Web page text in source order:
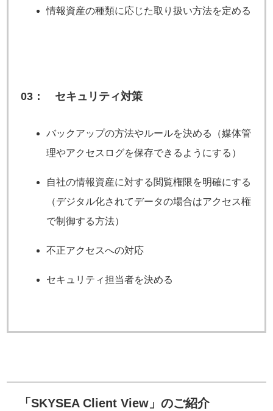
情報資産の種類に応じた取り扱い方法を定める
03： セキュリティ対策
バックアップの方法やルールを決める（媒体管
理やアクセスログを保存できるようにする）
自社の情報資産に対する閲覧権限を明確にする
（デジタル化されてデータの場合はアクセス権
で制御する方法）
不正アクセスへの対応
セキュリティ担当者を決める
「SKYSEA Client View」のご紹介